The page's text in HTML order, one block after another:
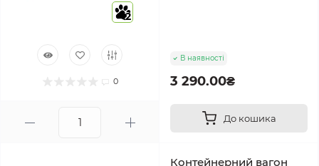
2
0
В наявності
3 290.00₴
До кошика
Контейнерний вагон